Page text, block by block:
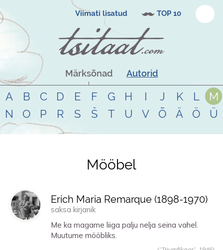
Viimati lisatud TOP 10
Märksõnad Autorid
A B C D E F G H I J K L
M
N
O P R S Š T U V Õ Ä Ö Ü
Tsitaadid teemal mööbel
Mööbel
Erich Maria Remarque (1898-1970)
saksa kirjanik
Me ka magame liiga palju nelja seina vahel.
Muutume mööbliks.